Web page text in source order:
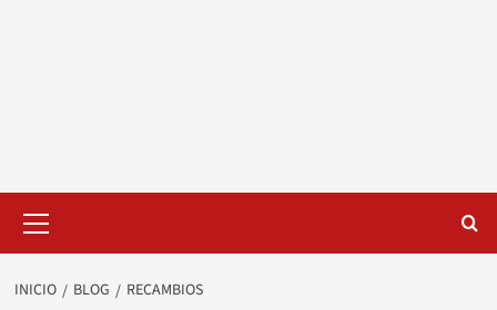
principal
INICIO BLOG RECAMBIOS